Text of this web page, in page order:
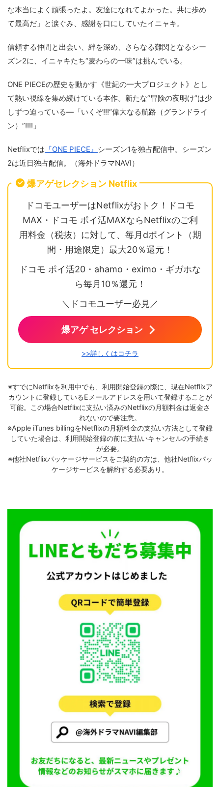
な本当によく頑張ったよ。友達になれてよかった。共に歩め
て最高だ」と涙ぐみ、感謝を口にしていたイニャキ。
信頼する仲間と出会い、絆を深め、さらなる難関となるシー
ズン2に、イニャキたち“麦わらの一味”は挑んでいる。
ONE PIECEの歴史を動かす《世紀の一大プロジェクト》とし
て熱い視線を集め続けている本作。新たな“冒険の夜明け”は少
しずつ迫っている―「いくぞ!!!“偉大なる航路（グランドライ
ン）”!!!!」
Netflixでは 『ONE PIECE』 シーズン1を独占配信中。シーズン
2は近日独占配信。（海外ドラマNAVI）
爆アゲセレクション Netflix
ドコモユーザーはNetflixがおトク！ドコモ
MAX・ドコモ ポイ活MAXならNetflixのご利
用料金（税抜）に対して、毎月dポイント（期
間・用途限定）最大20％還元！
ドコモ ポイ活20・ahamo・eximo・ギガホな
ら毎月10％還元！
＼ドコモユーザー必見／
爆アゲ セレクション
>>詳しくはコチラ
※すでにNetflixを利用中でも、利用開始登録の際に、現在Netflixア
カウントに登録しているEメールアドレスを用いて登録することが
可能。この場合Netflixに支払い済みのNetflixの月額料金は返金さ
れないので要注意。
※Apple iTunes billingをNetflixの月額料金の支払い方法として登録
していた場合は、利用開始登録の前に支払いキャンセルの手続き
が必要。
※他社Netflixパッケージサービスをご契約の方は、他社Netflixパッ
ケージサービスを解約する必要あり。